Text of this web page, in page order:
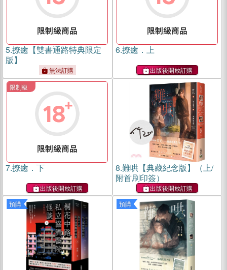
5.撩癒【雙書通路特典限定
版】
無法訂購
6.撩癒．上
出版後開放訂購
限制級
7.撩癒．下
出版後開放訂購
8.難哄【典藏紀念版】（上/
附首刷印簽）
出版後開放訂購
預購
預購